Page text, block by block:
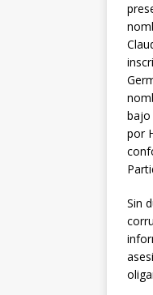
bajo
por
Sin